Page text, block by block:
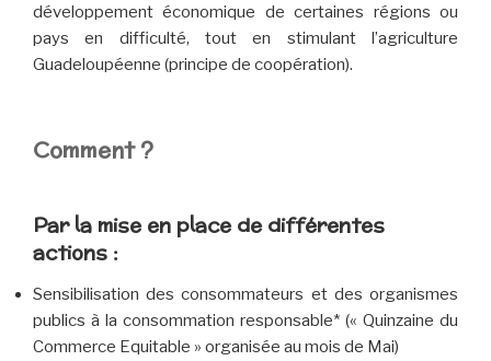
développement économique de certaines régions ou
pays en difficulté, tout en stimulant l’agriculture
Guadeloupéenne (principe de coopération).
Comment ?
Par la mise en place de différentes
actions :
Sensibilisation des consommateurs et des organismes
publics à la consommation responsable* (« Quinzaine du
Commerce Equitable » organisée au mois de Mai)